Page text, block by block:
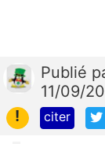
Publié
11/09/
!
citer